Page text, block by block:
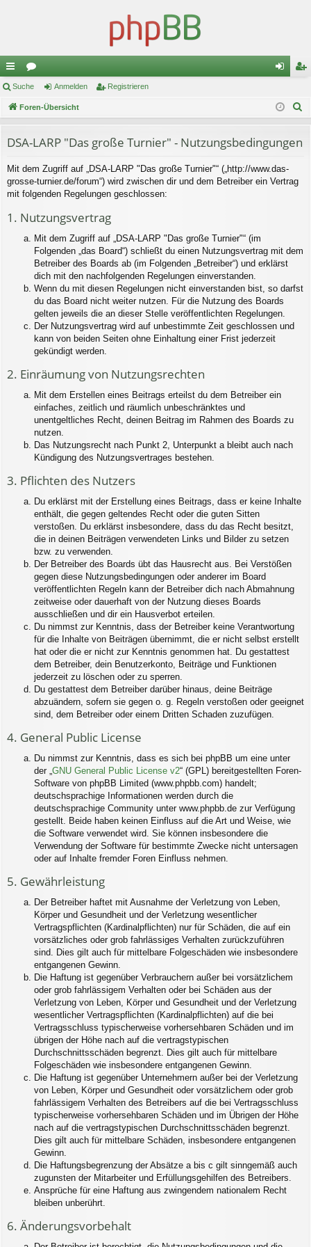
ch
ne
ug
riff
or
en m
de
n
ist
re
Suche Anmelden Registrieren
Foren-Übersicht
DSA-LARP "Das große Turnier" - Nutzungsbedingungen
Mit dem Zugriff auf „DSA-LARP "Das große Turnier"“ („http://www.das-
grosse-turnier.de/forum“) wird zwischen dir und dem Betreiber ein Vertrag
mit folgenden Regelungen geschlossen:
1. Nutzungsvertrag
Mit dem Zugriff auf „DSA-LARP "Das große Turnier"“ (im
Folgenden „das Board“) schließt du einen Nutzungsvertrag mit dem
Betreiber des Boards ab (im Folgenden „Betreiber“) und erklärst
dich mit den nachfolgenden Regelungen einverstanden.
Wenn du mit diesen Regelungen nicht einverstanden bist, so darfst
du das Board nicht weiter nutzen. Für die Nutzung des Boards
gelten jeweils die an dieser Stelle veröffentlichten Regelungen.
Der Nutzungsvertrag wird auf unbestimmte Zeit geschlossen und
kann von beiden Seiten ohne Einhaltung einer Frist jederzeit
gekündigt werden.
2. Einräumung von Nutzungsrechten
Mit dem Erstellen eines Beitrags erteilst du dem Betreiber ein
einfaches, zeitlich und räumlich unbeschränktes und
unentgeltliches Recht, deinen Beitrag im Rahmen des Boards zu
nutzen.
Das Nutzungsrecht nach Punkt 2, Unterpunkt a bleibt auch nach
Kündigung des Nutzungsvertrages bestehen.
3. Pflichten des Nutzers
Du erklärst mit der Erstellung eines Beitrags, dass er keine Inhalte
enthält, die gegen geltendes Recht oder die guten Sitten
verstoßen. Du erklärst insbesondere, dass du das Recht besitzt,
die in deinen Beiträgen verwendeten Links und Bilder zu setzen
bzw. zu verwenden.
Der Betreiber des Boards übt das Hausrecht aus. Bei Verstößen
gegen diese Nutzungsbedingungen oder anderer im Board
veröffentlichten Regeln kann der Betreiber dich nach Abmahnung
zeitweise oder dauerhaft von der Nutzung dieses Boards
ausschließen und dir ein Hausverbot erteilen.
Du nimmst zur Kenntnis, dass der Betreiber keine Verantwortung
für die Inhalte von Beiträgen übernimmt, die er nicht selbst erstellt
hat oder die er nicht zur Kenntnis genommen hat. Du gestattest
dem Betreiber, dein Benutzerkonto, Beiträge und Funktionen
jederzeit zu löschen oder zu sperren.
Du gestattest dem Betreiber darüber hinaus, deine Beiträge
abzuändern, sofern sie gegen o. g. Regeln verstoßen oder geeignet
sind, dem Betreiber oder einem Dritten Schaden zuzufügen.
4. General Public License
Du nimmst zur Kenntnis, dass es sich bei phpBB um eine unter
der „GNU General Public License v2“ (GPL) bereitgestellten Foren-
Software von phpBB Limited (www.phpbb.com) handelt;
deutschsprachige Informationen werden durch die
deutschsprachige Community unter www.phpbb.de zur Verfügung
gestellt. Beide haben keinen Einfluss auf die Art und Weise, wie
die Software verwendet wird. Sie können insbesondere die
Verwendung der Software für bestimmte Zwecke nicht untersagen
oder auf Inhalte fremder Foren Einfluss nehmen.
5. Gewährleistung
Der Betreiber haftet mit Ausnahme der Verletzung von Leben,
Körper und Gesundheit und der Verletzung wesentlicher
Vertragspflichten (Kardinalpflichten) nur für Schäden, die auf ein
vorsätzliches oder grob fahrlässiges Verhalten zurückzuführen
sind. Dies gilt auch für mittelbare Folgeschäden wie insbesondere
entgangenen Gewinn.
Die Haftung ist gegenüber Verbrauchern außer bei vorsätzlichem
oder grob fahrlässigem Verhalten oder bei Schäden aus der
Verletzung von Leben, Körper und Gesundheit und der Verletzung
wesentlicher Vertragspflichten (Kardinalpflichten) auf die bei
Vertragsschluss typischerweise vorhersehbaren Schäden und im
übrigen der Höhe nach auf die vertragstypischen
Durchschnittsschäden begrenzt. Dies gilt auch für mittelbare
Folgeschäden wie insbesondere entgangenen Gewinn.
Die Haftung ist gegenüber Unternehmern außer bei der Verletzung
von Leben, Körper und Gesundheit oder vorsätzlichem oder grob
fahrlässigem Verhalten des Betreibers auf die bei Vertragsschluss
typischerweise vorhersehbaren Schäden und im Übrigen der Höhe
nach auf die vertragstypischen Durchschnittsschäden begrenzt.
Dies gilt auch für mittelbare Schäden, insbesondere entgangenen
Gewinn.
Die Haftungsbegrenzung der Absätze a bis c gilt sinngemäß auch
zugunsten der Mitarbeiter und Erfüllungsgehilfen des Betreibers.
Ansprüche für eine Haftung aus zwingendem nationalem Recht
bleiben unberührt.
6. Änderungsvorbehalt